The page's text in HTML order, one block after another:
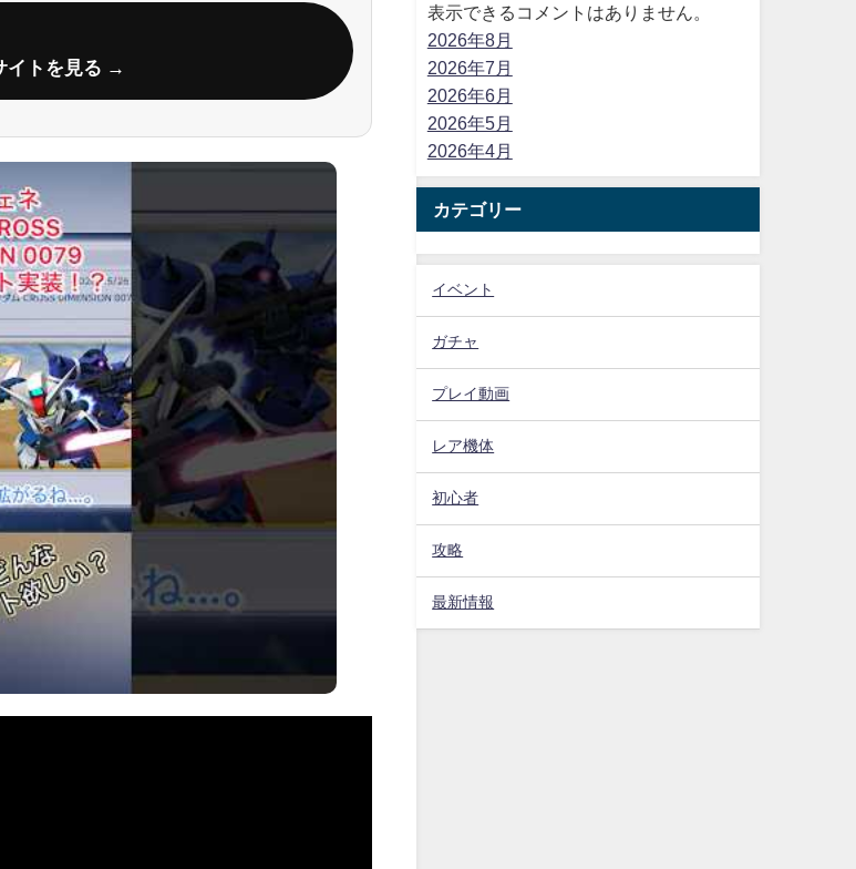
イトを見る →
表示できるコメントはありません。
2026年8月
2026年7月
2026年6月
2026年5月
2026年4月
カテゴリー
イベント
ガチャ
プレイ動画
レア機体
初心者
攻略
最新情報